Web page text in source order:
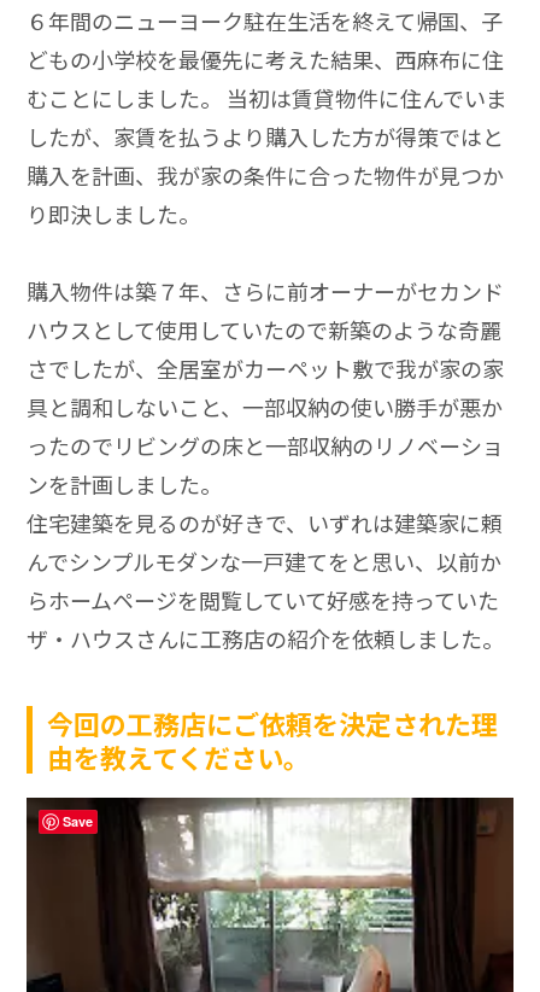
６年間のニューヨーク駐在生活を終えて帰国、子
どもの小学校を最優先に考えた結果、西麻布に住
むことにしました。 当初は賃貸物件に住んでいま
したが、家賃を払うより購入した方が得策ではと
購入を計画、我が家の条件に合った物件が見つか
り即決しました。
購入物件は築７年、さらに前オーナーがセカンド
ハウスとして使用していたので新築のような奇麗
さでしたが、全居室がカーペット敷で我が家の家
具と調和しないこと、一部収納の使い勝手が悪か
ったのでリビングの床と一部収納のリノベーショ
ンを計画しました。
住宅建築を見るのが好きで、いずれは建築家に頼
んでシンプルモダンな一戸建てをと思い、以前か
らホームページを閲覧していて好感を持っていた
ザ・ハウスさんに工務店の紹介を依頼しました。
今回の工務店にご依頼を決定された理
由を教えてください。
Save